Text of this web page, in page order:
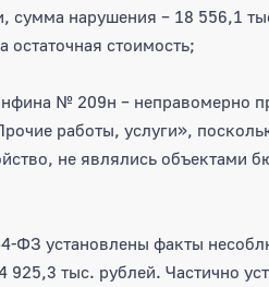
сумма нарушения – 18 556,1
остаточная стоимость;
№ 209н – неправомерно
работы, услуги»,
не являлись объектами
ФЗ установлены факты
тыс. рублей. Частично